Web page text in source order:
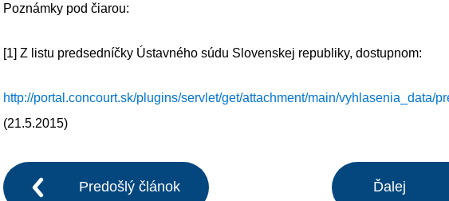
Poznámky pod čiarou:
[1] Z listu predsedníčky Ústavného súdu Slovenskej republiky, dostupnom:
http://portal.concourt.sk/plugins/servlet/get/attachment/main/vyhlasenia_data/
(21.5.2015)
Predošlý článok Ďalej